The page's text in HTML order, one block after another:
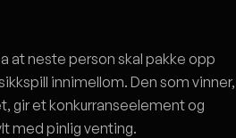
at neste person skal pakke opp
innimellom. Den som vinner,
gir et konkurranseelement og
med pinlig venting.